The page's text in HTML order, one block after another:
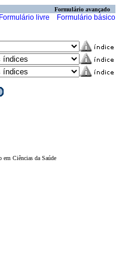
Formulário avançado
Formulário livre Formulário básico
Ciências da Saúde